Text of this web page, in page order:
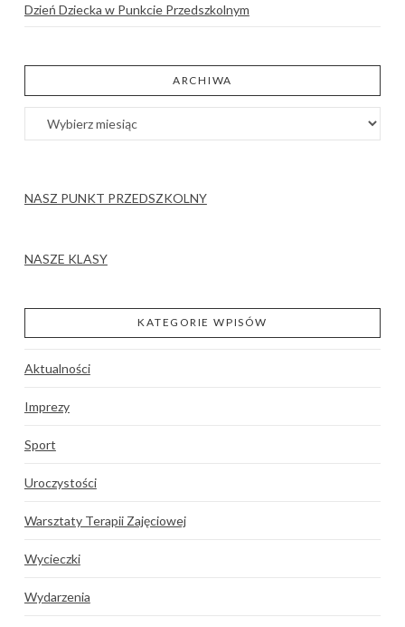
Dzień Dziecka w Punkcie Przedszkolnym
ARCHIWA
Archiwa
NASZ PUNKT PRZEDSZKOLNY
NASZE KLASY
KATEGORIE WPISÓW
Aktualności
Imprezy
Sport
Uroczystości
Warsztaty Terapii Zajęciowej
Wycieczki
Wydarzenia